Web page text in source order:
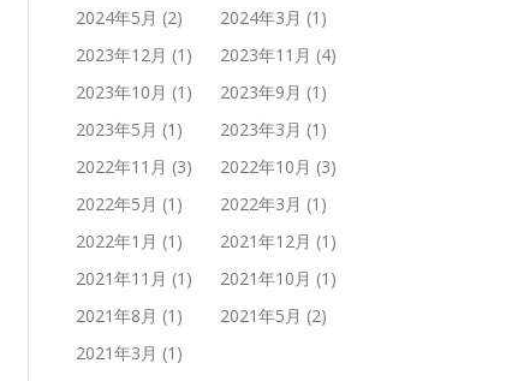
2024年5月 (2) 2024年3月 (1)
2023年12月 (1) 2023年11月 (4)
2023年10月 (1) 2023年9月 (1)
2023年5月 (1) 2023年3月 (1)
2022年11月 (3) 2022年10月 (3)
2022年5月 (1) 2022年3月 (1)
2022年1月 (1) 2021年12月 (1)
2021年11月 (1) 2021年10月 (1)
2021年8月 (1) 2021年5月 (2)
2021年3月 (1)